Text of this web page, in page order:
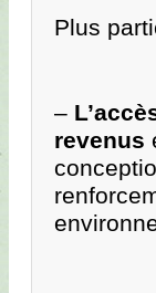
Plus
–
revenus